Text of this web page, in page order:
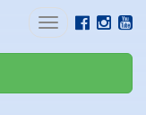
Toggle